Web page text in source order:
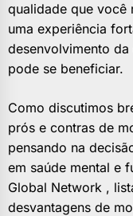
qualidade que você
uma experiência
desenvolvimento
pode se beneficiar.
Como discutimos
prós e contras de
pensando na
em saúde mental e
Global Network ,
desvantagens de